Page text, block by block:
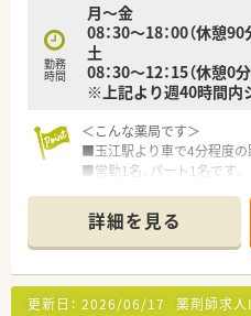
■昇給は年1回、賞与は年2
績があり、日頃の頑張りが
■住宅手当や家具付きの借
活基盤を安定させながら新
ことが可能です。
勤務
時間
月～金
08：30～18：00（休憩90
土
08：30～12：15（休憩0分
※上記より週40時間内
＜こんな薬局です＞
■玉江駅より車で4分程度の
■常勤1名、パート1名です。
＜業務内容＞
■近隣の医院より内科、皮
■処方箋枚数は多い日で40
です。
詳細を見る
更新日： 2026/06/17 薬剤師求人